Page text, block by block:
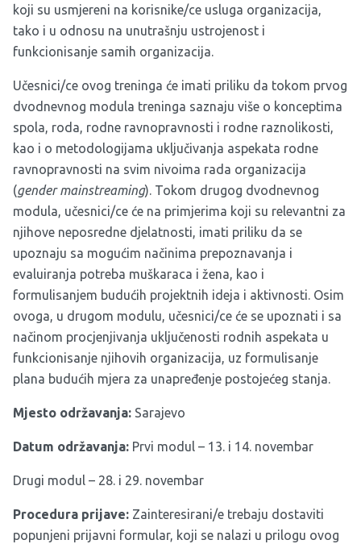
koji su usmjereni na korisnike/ce usluga organizacija,
tako i u odnosu na unutrašnju ustrojenost i
funkcionisanje samih organizacija.
Učesnici/ce ovog treninga će imati priliku da tokom prvog
dvodnevnog modula treninga saznaju više o konceptima
spola, roda, rodne ravnopravnosti i rodne raznolikosti,
kao i o metodologijama uključivanja aspekata rodne
ravnopravnosti na svim nivoima rada organizacija
(gender mainstreaming). Tokom drugog dvodnevnog
modula, učesnici/ce će na primjerima koji su relevantni za
njihove neposredne djelatnosti, imati priliku da se
upoznaju sa mogućim načinima prepoznavanja i
evaluiranja potreba muškaraca i žena, kao i
formulisanjem budućih projektnih ideja i aktivnosti. Osim
ovoga, u drugom modulu, učesnici/ce će se upoznati i sa
načinom procjenjivanja uključenosti rodnih aspekata u
funkcionisanje njihovih organizacija, uz formulisanje
plana budućih mjera za unapređenje postojećeg stanja.
Mjesto održavanja: Sarajevo
Datum održavanja: Prvi modul – 13. i 14. novembar
Drugi modul – 28. i 29. novembar
Procedura prijave: Zainteresirani/e trebaju dostaviti
popunjeni prijavni formular, koji se nalazi u prilogu ovog